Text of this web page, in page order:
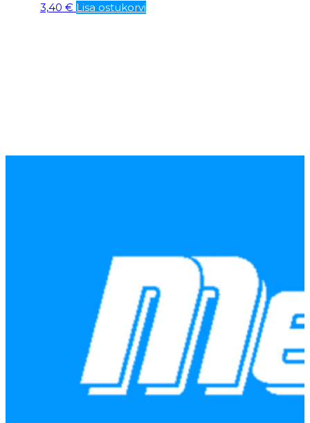
3,40 € Lisa ostukorvi